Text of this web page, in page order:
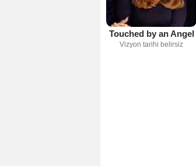
Touched by an Angel
Vizyon tarihi belirsiz